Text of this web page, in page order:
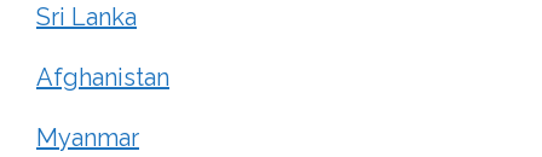
Sri Lanka
Afghanistan
Myanmar